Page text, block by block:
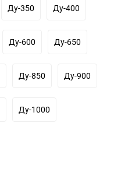
Ду-350 Ду-400
Ду-600 Ду-650
Ду-850 Ду-900
Ду-1000